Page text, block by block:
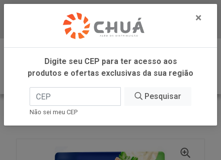
Baixe já nosso APP
0
INÍCIO
GOMES DA COSTA
×
Digite seu CEP para ter acesso aos
produtos e ofertas exclusivas da sua região
Pesquisar
Não sei meu CEP